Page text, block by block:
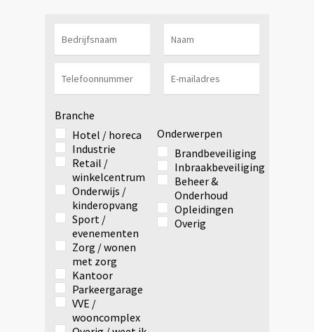
Branche
Hotel / horeca
Industrie
Retail /
winkelcentrum
Onderwijs /
kinderopvang
Sport /
evenementen
Zorg / wonen
met zorg
Kantoor
Parkeergarage
VVE /
wooncomplex
Onderwerpen
Brandbeveiliging
Inbraakbeveiliging
Beheer &
Onderhoud
Opleidingen
Overig